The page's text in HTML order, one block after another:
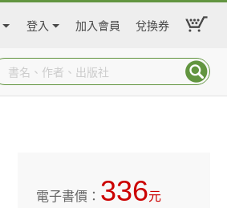
登入 加入會員 兌換券
電子書價： 336元